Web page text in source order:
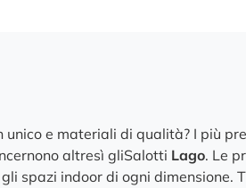
unico e materiali di qualità? I più
altresì gliSalotti Lago. Le
spazi indoor di ogni dimensione.